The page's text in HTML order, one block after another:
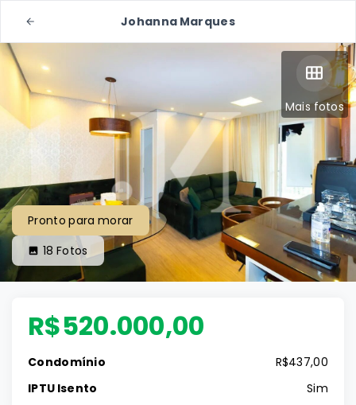
Johanna Marques
Mais fotos
Pronto para morar
18 Fotos
R$520.000,00
Condomínio
R$437,00
IPTU Isento
Sim